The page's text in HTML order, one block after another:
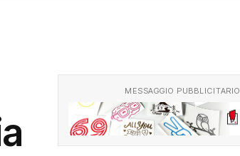
MESSAGGIO PUBBLICITARIO